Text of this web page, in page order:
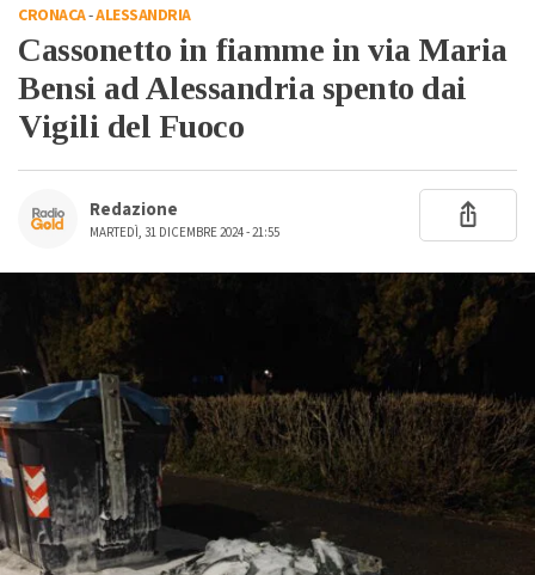
CRONACA-ALESSANDRIA
Cassonetto in fiamme in via Maria
Bensi ad Alessandria spento dai
Vigili del Fuoco
Redazione
MARTEDÌ, 31 DICEMBRE 2024 - 21:55